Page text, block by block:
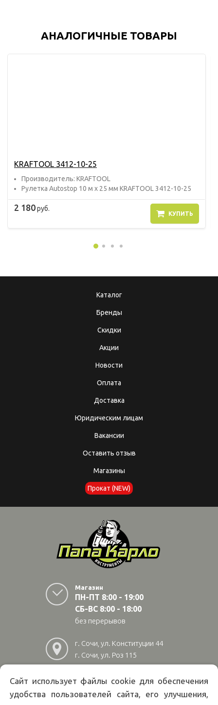
АНАЛОГИЧНЫЕ ТОВАРЫ
KRAFTOOL 3412-10-25
Прoизвoдитель: KRAFTOOL
Рулетка Autostop 10 м х 25 мм KRAFTOOL 3412-10-25
2 180руб.
КУПИТЬ
Каталог
Бренды
Скидки
Акции
Новости
Оплата
Доставка
Юридическим лицам
Вакансии
Оставить отзыв
Магазины
Прокат (NEW)
Магазин
ПН-ПТ 8:00 - 19:00
СБ-ВС 8:00 - 18:00
без перерывов
г. Сочи, ул. Конституции 44
г. Сочи, ул. Роз 115
г. Адлер, ул Авиационная
28/10
222 02 01
Сайт использует файлы cookie для обеспечения
удобства пользователей сайта, его улучшения,